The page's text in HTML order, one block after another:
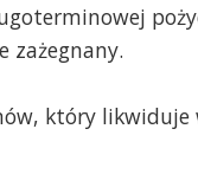
zażegnany.
który likwiduje